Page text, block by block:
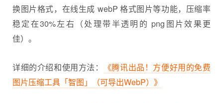
换图片格式，在线生成 webP 格式图片等功能，压缩率
稳定在30%左右（处理带半透明的 png图片效果更
佳）。
详细的介绍和使用方法：
《腾讯出品！方便好用的免费
图片压缩工具「智图」（可导出WebP）》